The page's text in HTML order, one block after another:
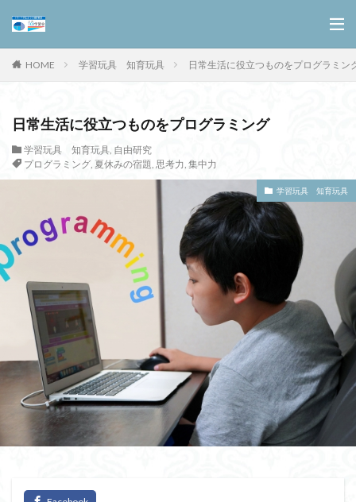
HOME 学習玩具 知育玩具 日常生活に役立つものをプログラミン
日常生活に役立つものをプログラミング
学習玩具 知育玩具, 自由研究
プログラミング, 夏休みの宿題, 思考力, 集中力
学習玩具 知育玩具